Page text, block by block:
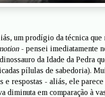
um prodígio da técnica
- pensei imediatamente
da Idade da Pedra
pílulas de sabedoria).
e respostas - aliás, ele parece
diminuta em comparação à